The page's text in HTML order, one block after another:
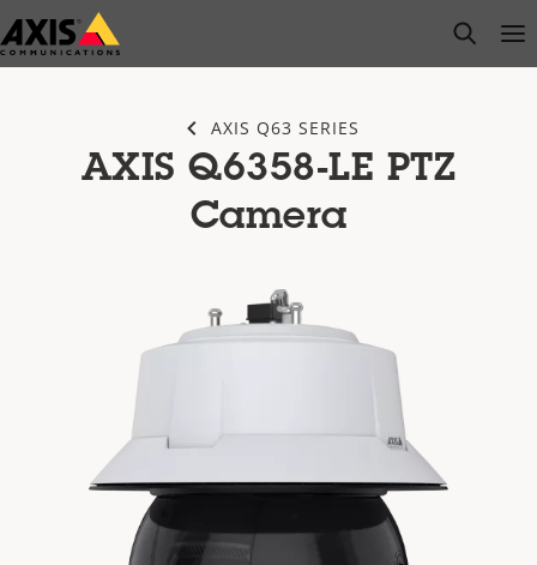
Przejdź
do
open
AXIS Q63 SERIES
AXIS Q6358-LE PTZ
Camera